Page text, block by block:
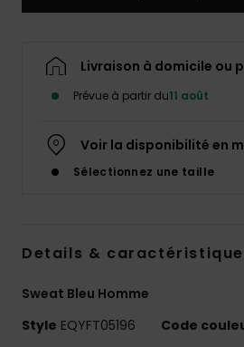
Livraison à domicile ou
Prévue à partir du11 août
Voir la disponibilité en
Sélectionnez une taille
Details &
Sweat Bleu Homme
Style EQYFT05196 Code